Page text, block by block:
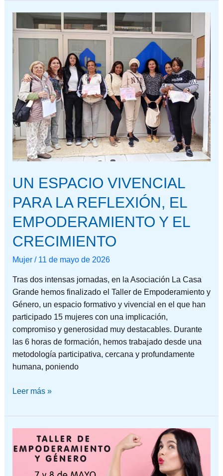
UN ESPACIO VIVENCIAL
PARA LA REFLEXIÓN, EL
EMPODERAMIENTO Y EL
CRECIMIENTO
Mujer/ 11 de mayo de 2026
Tras dos intensas jornadas, en la Asociación La Casa
Grande hemos finalizado el Taller de Empoderamiento y
Género, un espacio formativo y vivencial en el que han
participado 15 mujeres con una implicación,
compromiso y generosidad muy destacables. Durante
las 6 horas de formación, hemos trabajado desde una
metodología participativa, cercana y profundamente
humana, poniendo
ESPACIO
VIVENCIAL
PARA
REFLEXIÓN,
EL
EMPODERAMIENTO
Y
EL
CRECIMIENTO
Leer más »
ESPACIO
PARAR,